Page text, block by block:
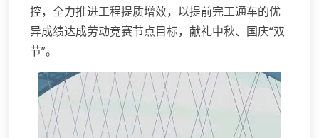
控，全力推进工程提质增效，以提前完工通车的优
异成绩达成劳动竞赛节点目标，献礼中秋、国庆“双
节”。